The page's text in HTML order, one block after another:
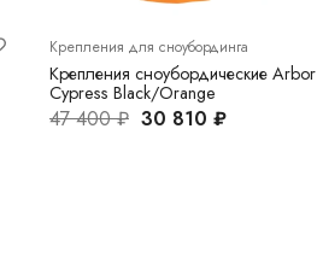
Крепления для сноубординга
Крепления сноубордические Arbor
Cypress Black/Orange
47 400 ₽ 30 810 ₽